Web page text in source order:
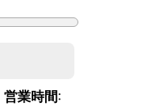
営業時間: